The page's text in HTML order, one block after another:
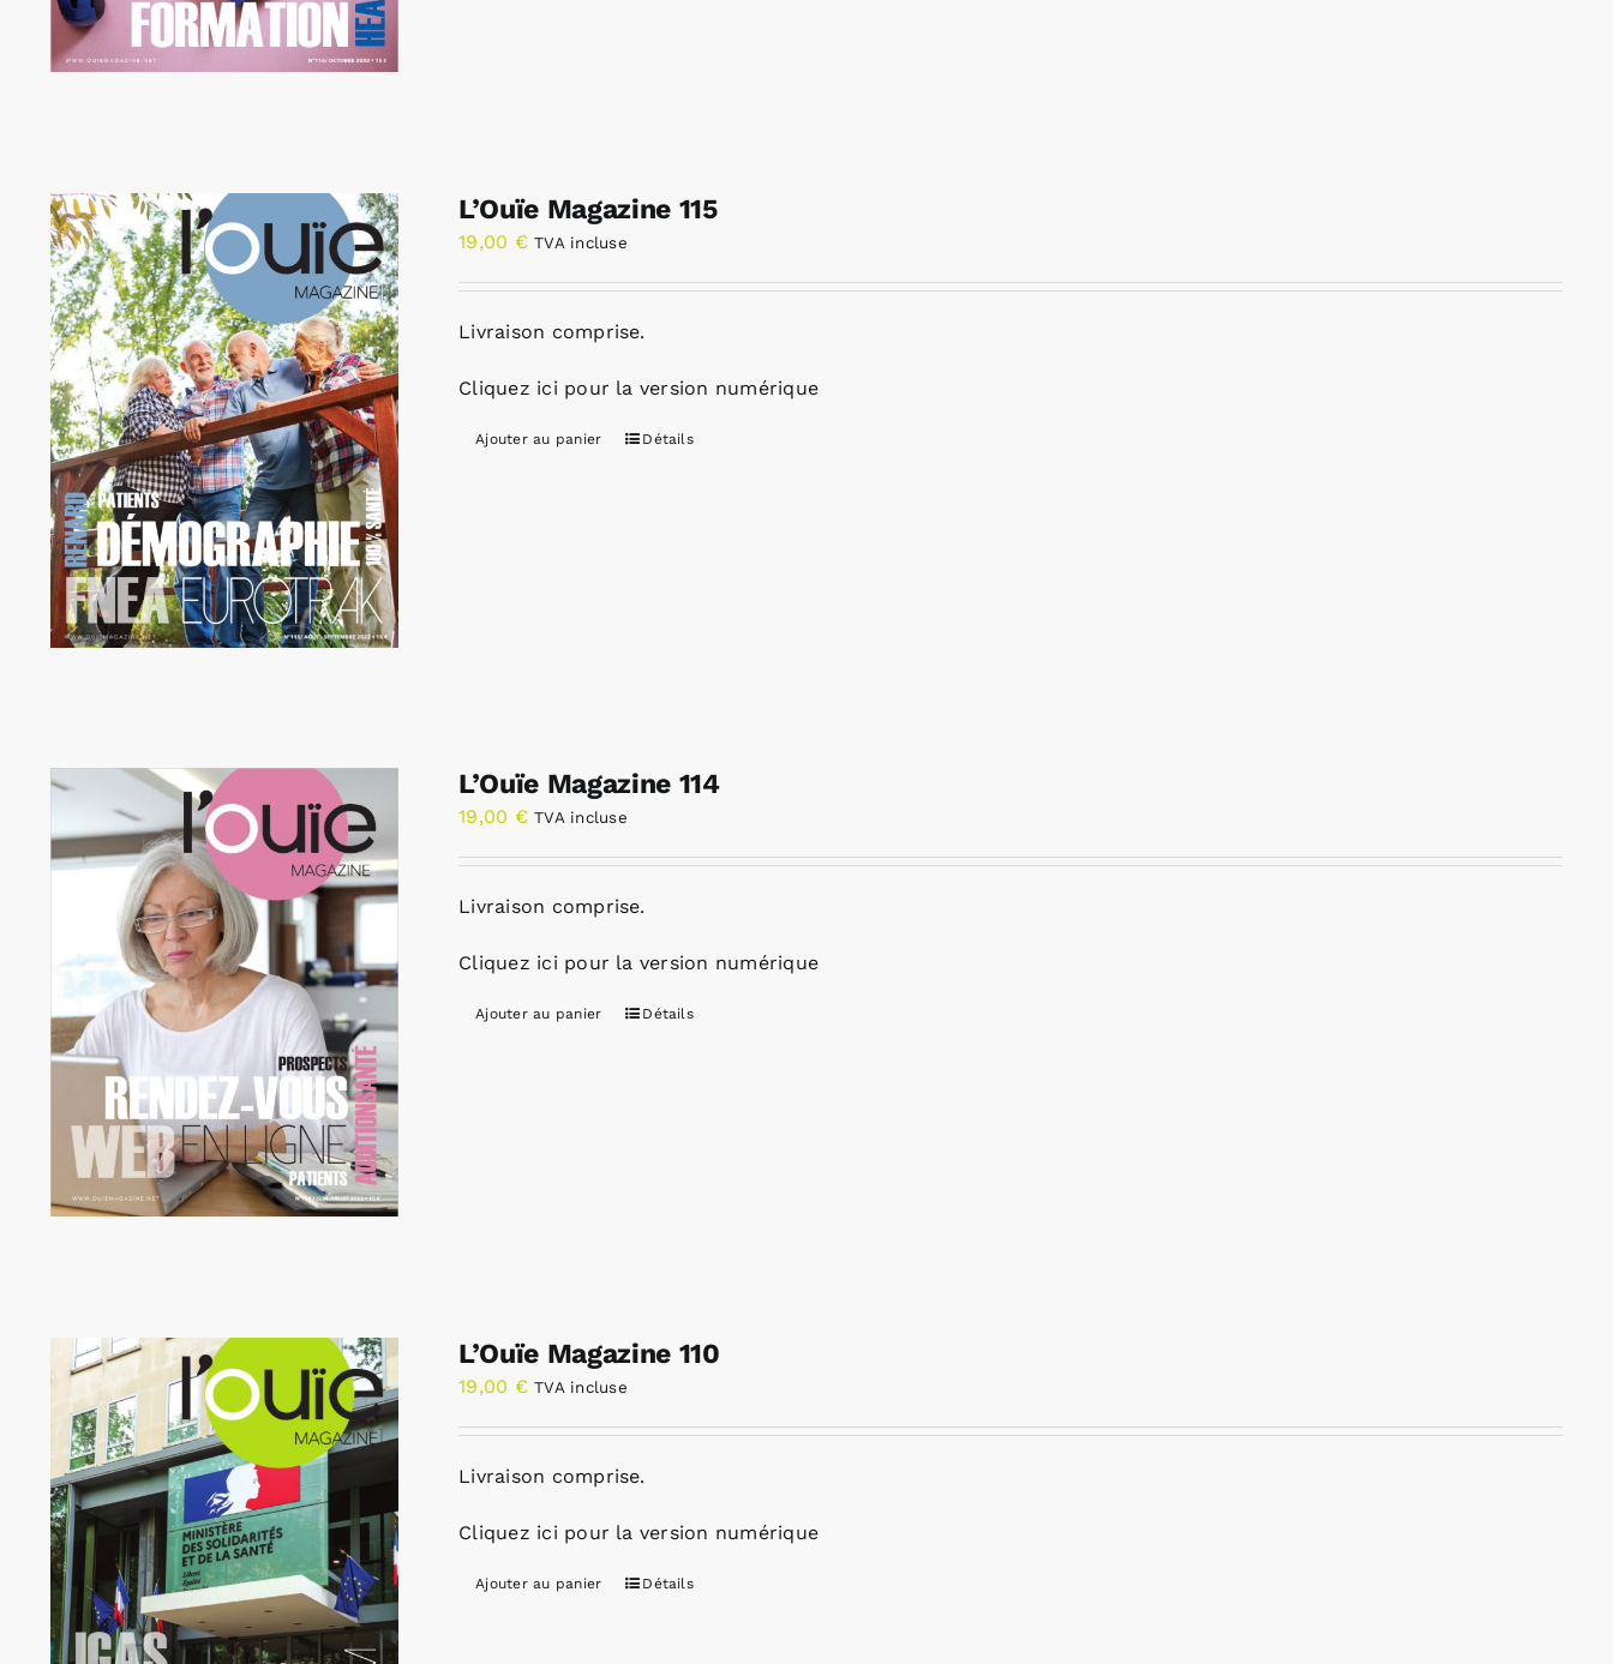
L’Ouïe Magazine 115
19,00 € TVA incluse
Livraison comprise.
Cliquez ici pour la version numérique
Ajouter au panier Détails
L’Ouïe Magazine 114
19,00 € TVA incluse
Livraison comprise.
Cliquez ici pour la version numérique
Ajouter au panier Détails
L’Ouïe Magazine 110
19,00 € TVA incluse
Livraison comprise.
Cliquez ici pour la version numérique
Ajouter au panier Détails